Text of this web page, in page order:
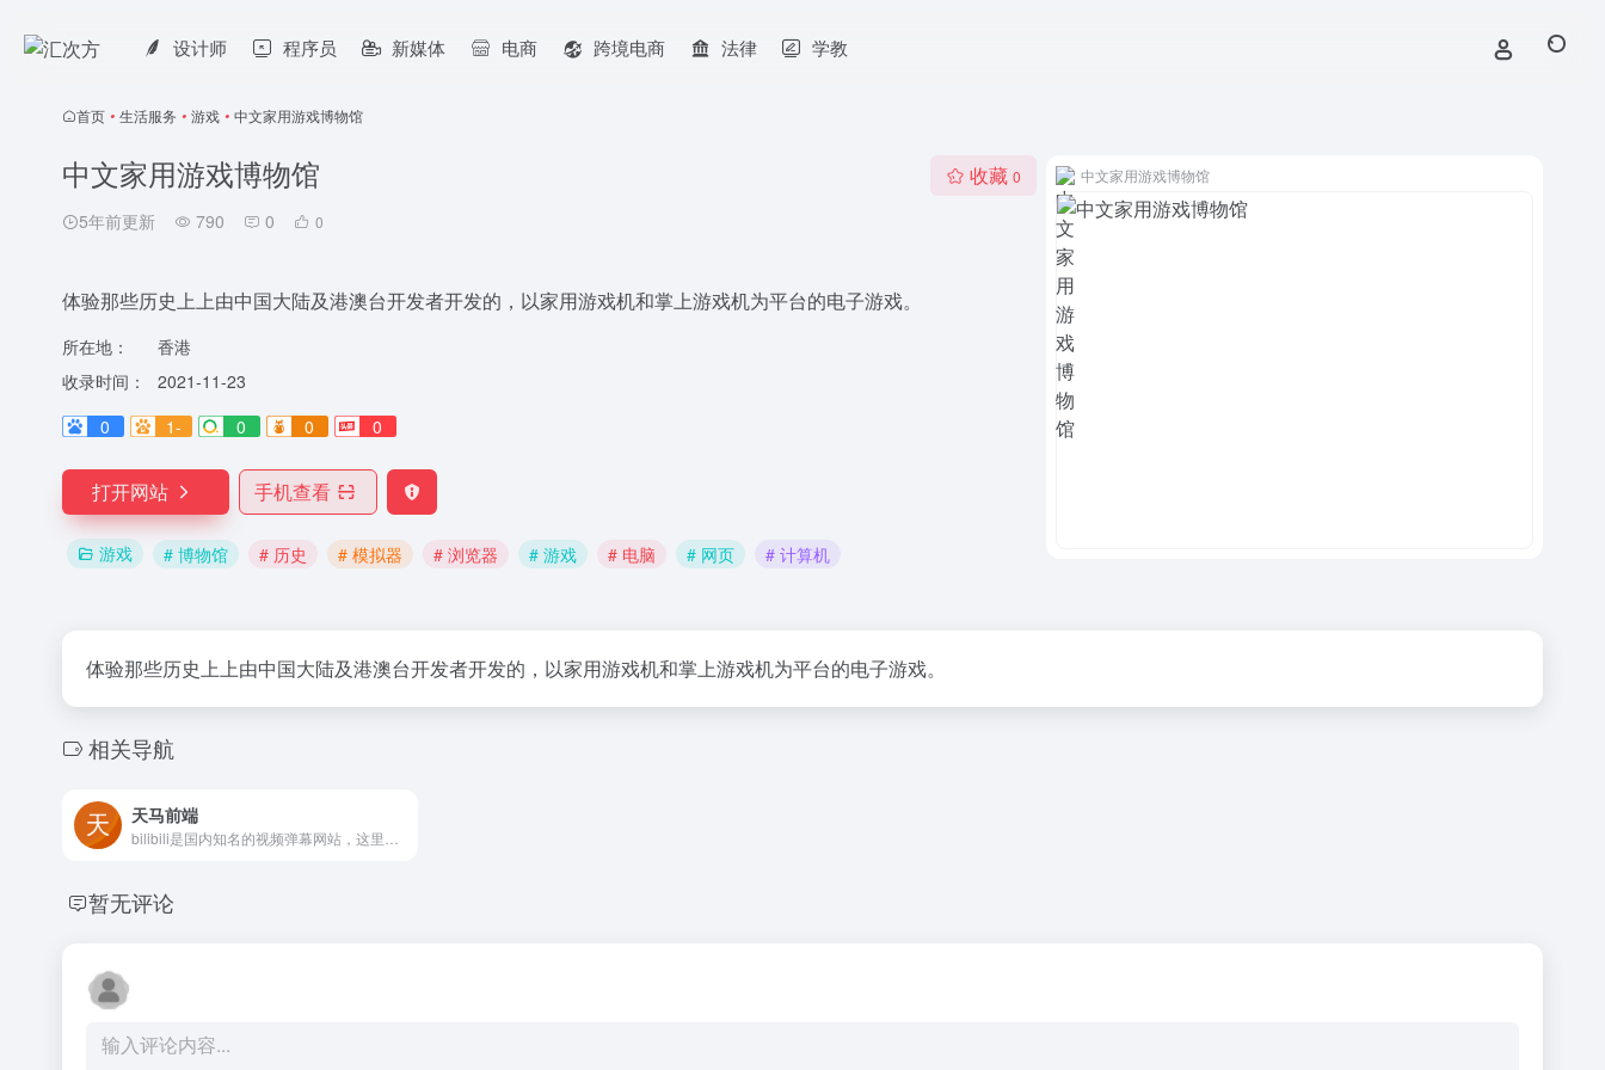
设计师 程序员 新媒体 电商 跨境电商 法律 学教
首页 • 生活服务 • 游戏 • 中文家用游戏博物馆
中文家用游戏博物馆
5年前更新 790 0 0
收藏 0
体验那些历史上上由中国大陆及港澳台开发者开发的，以家用游戏机和掌上游戏机为平台的电子游戏。
所在地：
香港
收录时间：
2021-11-23
0
1- 0 0 0
打开网站 手机查看
游戏 # 博物馆 # 历史 # 模拟器 # 浏览器 # 游戏 # 电脑 # 网页 # 计算机
中文家用游戏博物馆
体验那些历史上上由中国大陆及港澳台开发者开发的，以家用游戏机和掌上游戏机为平台的电子游戏。
相关导航
天马前端
暂无评论